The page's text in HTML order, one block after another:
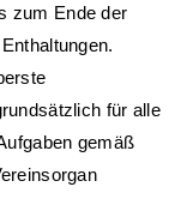
zum Ende der
für alle
gemäß